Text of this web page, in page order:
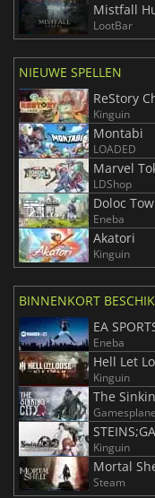
Mistfall
LootBar
NIEUWE SPELLEN
ReStory
Kinguin
Montabi
LOADED
Marvel
LDShop
Doloc
Eneba
Akatori
Kinguin
BINNENKORT
EA
Eneba
Hell Let
Kinguin
The
Kinguin
Mortal
Steam